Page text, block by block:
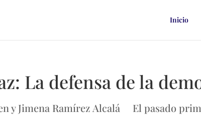
Inicio
La defensa de la
y Jimena Ramírez Alcalá El pasado